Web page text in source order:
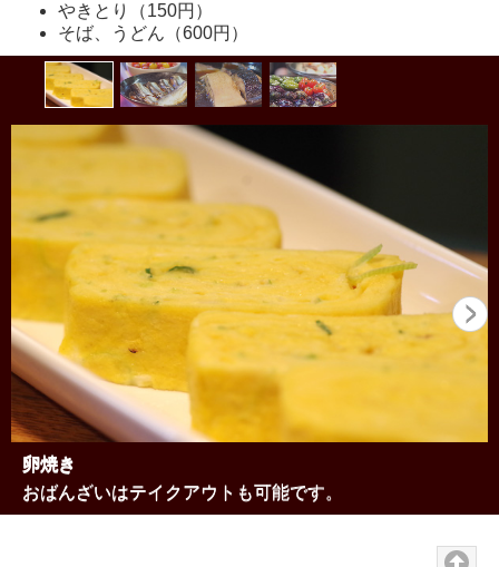
やきとり（150円）
そば、うどん（600円）
卵焼き
おばんざいはテイクアウトも可能です。